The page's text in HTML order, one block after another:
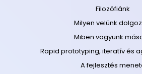
Filozófiánk
Milyen velünk
Miben vagyunk
Rapid prototyping, iteratív és
A fejlesztés